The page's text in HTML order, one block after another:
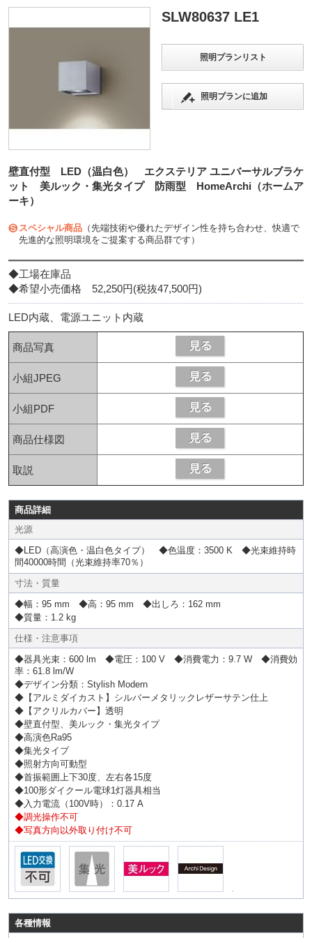
SLW80637 LE1
照明プランリスト
照明プランに追加
壁直付型 LED（温白色） エクステリア ユニバーサルブラケ
ット 美ルック・集光タイプ 防雨型 HomeArchi（ホームア
ーキ）
スペシャル商品 （先端技術や優れたデザイン性を持ち合わせ、快適で
先進的な照明環境をご提案する商品群です）
◆工場在庫品
◆希望小売価格 52,250円(税抜47,500円)
LED内蔵、電源ユニット内蔵
商品写真
小組JPEG
小組PDF
商品仕様図
取説
商品詳細
光源
◆LED（高演色・温白色タイプ） ◆色温度：3500 K ◆光束維持時
間40000時間（光束維持率70％）
寸法・質量
◆幅：95 mm ◆高：95 mm ◆出しろ：162 mm
◆質量：1.2 kg
仕様・注意事項
◆器具光束：600 lm ◆電圧：100 V ◆消費電力：9.7 W ◆消費効
率：61.8 lm/W
◆デザイン分類：Stylish Modern
◆【アルミダイカスト】シルバーメタリックレザーサテン仕上
◆【アクリルカバー】透明
◆壁直付型、美ルック・集光タイプ
◆高演色Ra95
◆集光タイプ
◆照射方向可動型
◆首振範囲上下30度、左右各15度
◆100形ダイクール電球1灯器具相当
◆入力電流（100V時）：0.17 A
◆調光操作不可
◆写真方向以外取り付け不可
各種情報